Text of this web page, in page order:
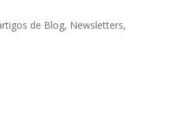
de Blog, Newsletters,